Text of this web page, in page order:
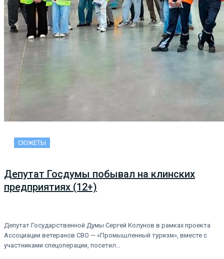
СЮЖЕТЫ
Депутат Госдумы побывал на клинских
предприятиях (12+)
Депутат Государственной Думы Сергей Колунов в рамках проекта
Ассоциации ветеранов СВО — «Промышленный туризм», вместе с
участниками спецоперации, посетил…